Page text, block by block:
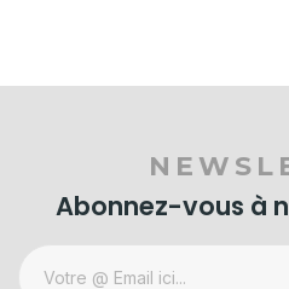
Abonnez-vous à